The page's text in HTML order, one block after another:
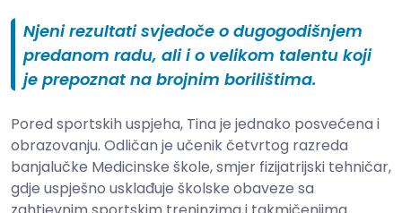
Njeni rezultati svjedoče o dugogodišnjem
predanom radu, ali i o velikom talentu koji
je prepoznat na brojnim borilištima.
Pored sportskih uspjeha, Tina je jednako posvećena i
obrazovanju. Odličan je učenik četvrtog razreda
banjalučke Medicinske škole, smjer fizijatrijski tehničar,
gdje uspješno usklađuje školske obaveze sa